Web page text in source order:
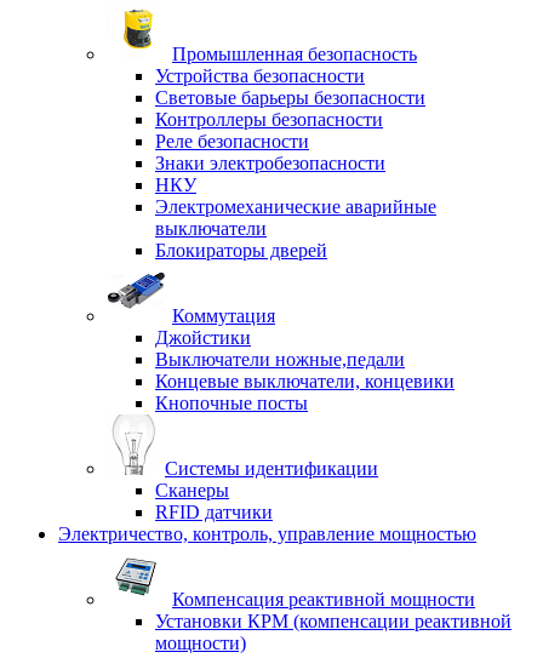
Промышленная безопасность
Устройства безопасности
Световые барьеры безопасности
Контроллеры безопасности
Реле безопасности
Знаки электробезопасности
НКУ
Электромеханические аварийные
выключатели
Блокираторы дверей
Коммутация
Джойстики
Выключатели ножные,педали
Концевые выключатели, концевики
Кнопочные посты
Системы идентификации
Сканеры
RFID датчики
Электричество, контроль, управление мощностью
Компенсация реактивной мощности
Установки КРМ (компенсации реактивной
мощности)